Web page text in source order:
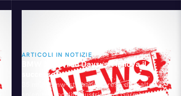
ARTICOLI IN NOTIZIE
BMW Motorrad Days: si rinnova il
successo
35 mila "bmw-isti" hanno preso d'assalto la